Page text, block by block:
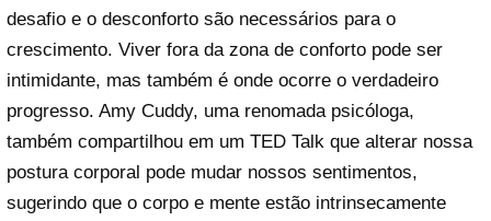
desafio e o desconforto são necessários para o
crescimento. Viver fora da zona de conforto pode ser
intimidante, mas também é onde ocorre o verdadeiro
progresso. Amy Cuddy, uma renomada psicóloga,
também compartilhou em um TED Talk que alterar nossa
postura corporal pode mudar nossos sentimentos,
sugerindo que o corpo e mente estão intrinsecamente